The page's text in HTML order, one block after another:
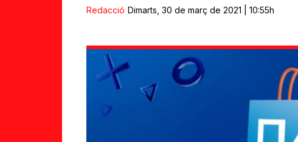
Redacció Dimarts, 30 de març de 2021 | 10:55h